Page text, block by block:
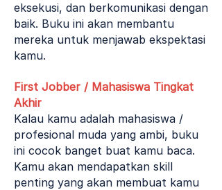
eksekusi, dan berkomunikasi dengan
baik. Buku ini akan membantu
mereka untuk menjawab ekspektasi
kamu.
First Jobber / Mahasiswa Tingkat
Akhir
Kalau kamu adalah mahasiswa /
profesional muda yang ambi, buku
ini cocok banget buat kamu baca.
Kamu akan mendapatkan skill
penting yang akan membuat kamu